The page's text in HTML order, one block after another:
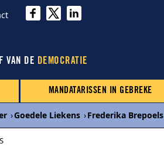
VAN DE DEMOCRATIE
MANDATARISSEN IN GEBREKE
›Goedele Liekens ›Frederika Brepoels